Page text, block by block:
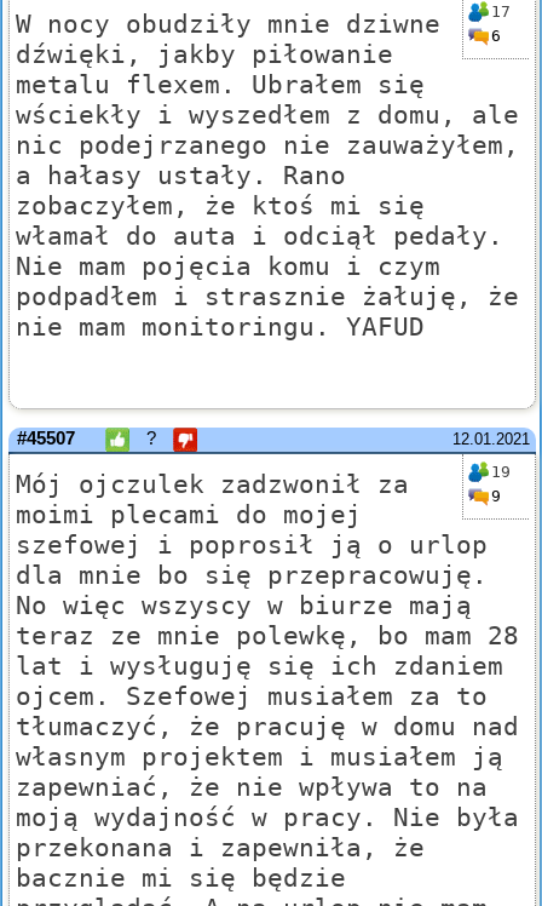
17
6
W nocy obudziły mnie dziwne
dźwięki, jakby piłowanie
metalu flexem. Ubrałem się
wściekły i wyszedłem z domu, ale
nic podejrzanego nie zauważyłem,
a hałasy ustały. Rano
zobaczyłem, że ktoś mi się
włamał do auta i odciął pedały.
Nie mam pojęcia komu i czym
podpadłem i strasznie żałuję, że
nie mam monitoringu. YAFUD
12.01.2021
#45507 ?
19
9
Mój ojczulek zadzwonił za
moimi plecami do mojej
szefowej i poprosił ją o urlop
dla mnie bo się przepracowuję.
No więc wszyscy w biurze mają
teraz ze mnie polewkę, bo mam 28
lat i wysługuję się ich zdaniem
ojcem. Szefowej musiałem za to
tłumaczyć, że pracuję w domu nad
własnym projektem i musiałem ją
zapewniać, że nie wpływa to na
moją wydajność w pracy. Nie była
przekonana i zapewniła, że
bacznie mi się będzie